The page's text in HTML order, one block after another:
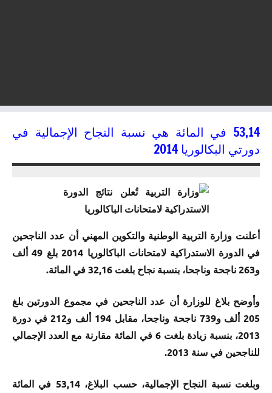
53,14 في المائة هي نسبة النجاح الإجمالية في
دورتي البكالوريا 2014
أعلنت وزارة التربية الوطنية والتكوين المهني أن عدد الناجحين
في الدورة الاستدراكية لامتحانات الباكالوريا 2014 بلغ 49 ألف
و263 ناجحة وناجحا، بنسبة نجاح بلغت 32,16 في المائة.
وأوضح بلاغ للوزارة أن عدد الناجحين في مجموع الدورتين بلغ
205 ألف و739 ناجحة وناجحا، مقابل 194 ألف و212 في دورة
2013، بنسبة زيادة بلغت 6 في المائة مقارنة مع العدد الإجمالي
للناجحين في سنة 2013.
وبلغت نسبة النجاح الإجمالية، حسب البلاغ، 53,14 في المائة